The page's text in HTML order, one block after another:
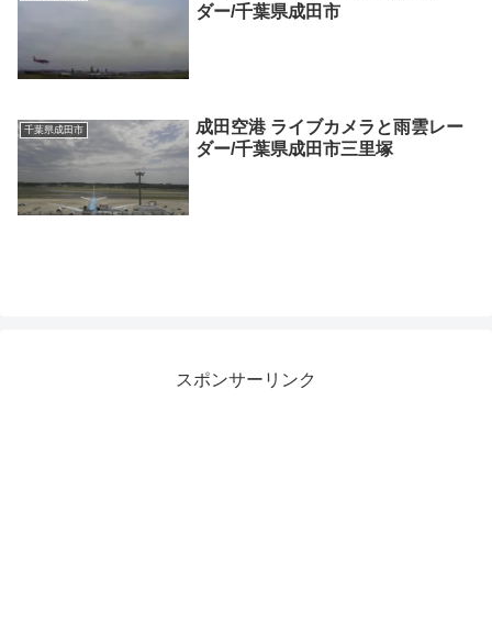
ダー/千葉県成田市
千葉県成田市
成田空港 ライブカメラと雨雲レー
ダー/千葉県成田市三里塚
スポンサーリンク